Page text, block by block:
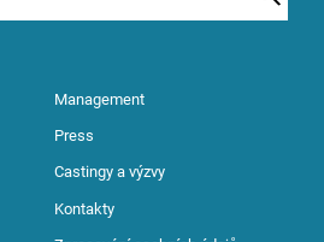
Management
Press
Castingy a výzvy
Kontakty